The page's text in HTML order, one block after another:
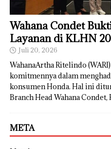
Wahana Condet
Layanan di KLHN
Juli 20, 2026
WahanaArtha Ritelindo
komitmennya dalam
konsumen Honda. Hal ini
Branch Head Wahana
META